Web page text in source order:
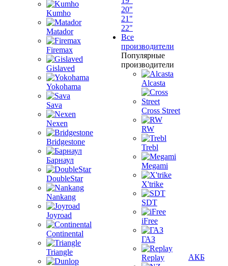
Kumho
Matador
Firemax
Gislaved
Yokohama
Sava
Nexen
Bridgestone
Барнаул
DoubleStar
Nankang
Joyroad
Continental
Triangle
20"
21"
22"
Все
производители
Популярные
производители
Alcasta
Cross Street
RW
Trebl
Megami
X'trike
SDT
iFree
ГАЗ
Replay АКБ